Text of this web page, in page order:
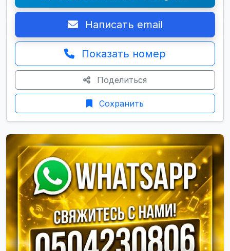
Написать email
Показать номер
Поделиться
Сохранить